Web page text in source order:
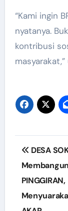
“Kami ingin
nyatanya.
kontribusi
masyarakat,”
Post
DESA
PINGGIRAN,